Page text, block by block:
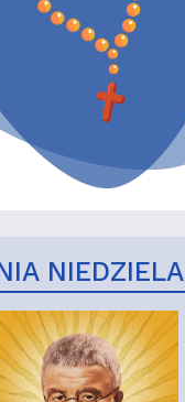
NIEDZIELA